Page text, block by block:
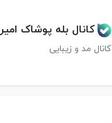
کانال بله پوشاک امیر
کانال مد و زیبایی